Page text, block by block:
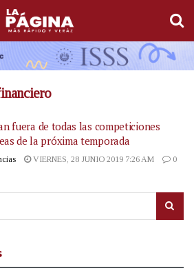
fuera de todas las competiciones
de la próxima temporada
VIERNES, 28 JUNIO 2019 7:26 AM 0